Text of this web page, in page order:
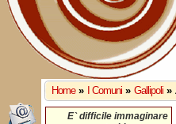
Home » I Comuni » Gallipoli »
E` difficile immaginare